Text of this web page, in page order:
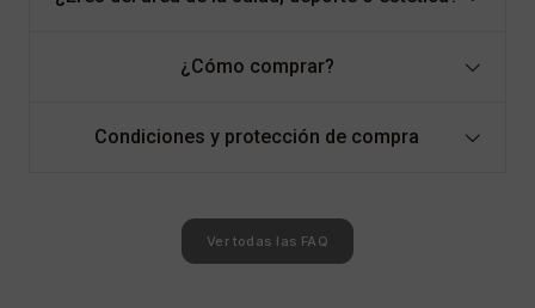
¿Cómo comprar?
Condiciones y protección de compra
Ver todas las FAQ